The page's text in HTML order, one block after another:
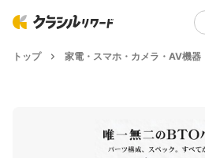
トップ 家電・スマホ・カメラ・AV機器